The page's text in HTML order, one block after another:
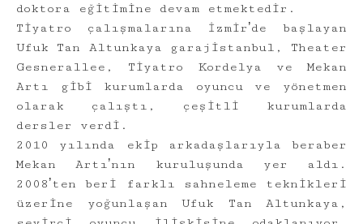
doktora eğitimine devam etmektedir.
Tiyatro çalışmalarına İzmirʼde başlayan
Ufuk Tan Altunkaya garajistanbul, Theater
Gesnerallee, Tiyatro Kordelya ve Mekan
Artı gibi kurumlarda oyuncu ve yönetmen
olarak çalıştı, çeşitli kurumlarda
dersler verdi.
2010 yılında ekip arkadaşlarıyla beraber
Mekan Artıʼnın kuruluşunda yer aldı.
2008ʼten beri farklı sahneleme teknikleri
üzerine yoğunlaşan Ufuk Tan Altunkaya,